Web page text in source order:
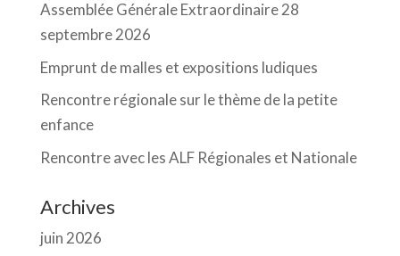
Assemblée Générale Extraordinaire 28
septembre 2026
Emprunt de malles et expositions ludiques
Rencontre régionale sur le thème de la petite
enfance
Rencontre avec les ALF Régionales et Nationale
Archives
juin 2026